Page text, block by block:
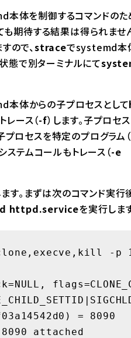
体を制御するコマンドのた
も期待する結果は得られませ
ので、straceでsystemd本
態で別ターミナルにて
体からの子プロセスとして
レース（-f）します。子プロセ
ロセスを特定のプログラム
テムコールもトレース（-e
す。まずは次のコマンド実行
httpd.serviceを実行しま
-p
= 8090
attached